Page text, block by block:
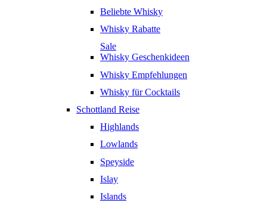
Beliebte Whisky
Whisky Rabatte
Sale
Whisky Geschenkideen
Whisky Empfehlungen
Whisky für Cocktails
Schottland Reise
Highlands
Lowlands
Speyside
Islay
Islands